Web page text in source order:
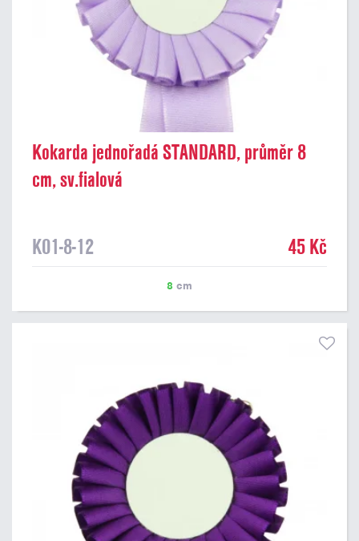
Kokarda jednořadá STANDARD, průměr 8
cm, sv.fialová
K01-8-12 45 Kč
8 cm